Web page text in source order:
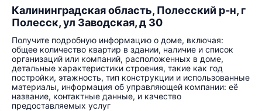
Калининградская область, Полесский р-н, г
Полесск, ул Заводская, д 30
Получите подробную информацию о доме, включая:
общее количество квартир в здании, наличие и список
организаций или компаний, расположенных в доме,
детальные характеристики строения, такие как год
постройки, этажность, тип конструкции и использованные
материалы, информация об управляющей компании: её
название, контактные данные, и качество
предоставляемых услуг